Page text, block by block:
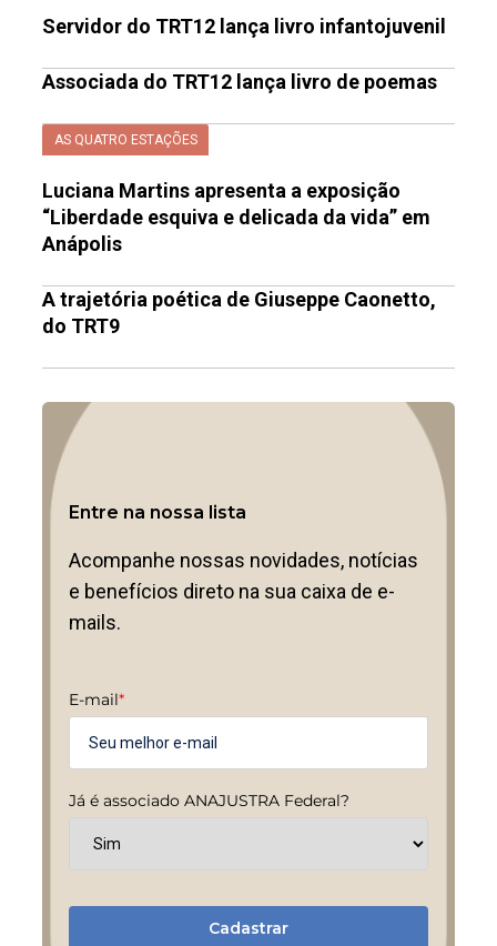
Servidor do TRT12 lança livro infantojuvenil
Associada do TRT12 lança livro de poemas
AS QUATRO ESTAÇÕES
Luciana Martins apresenta a exposição
“Liberdade esquiva e delicada da vida” em
Anápolis
A trajetória poética de Giuseppe Caonetto,
do TRT9
Entre na nossa lista
Acompanhe nossas novidades, notícias
e benefícios direto na sua caixa de e-
mails.
E-mail*
Já é associado ANAJUSTRA Federal?
Cadastrar